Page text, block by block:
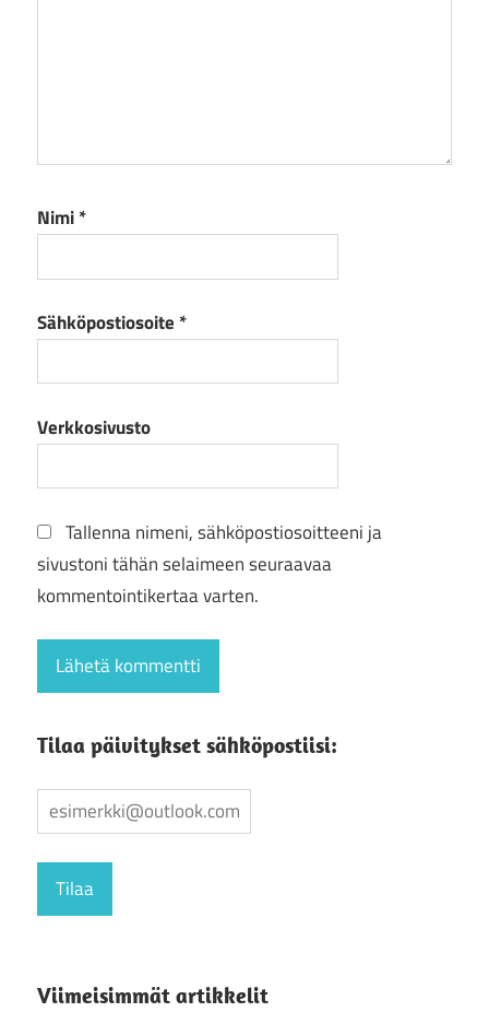
Nimi*
Sähköpostiosoite *
Verkkosivusto
Tallenna nimeni, sähköpostiosoitteeni ja
sivustoni tähän selaimeen seuraavaa
kommentointikertaa varten.
Tilaa päivitykset sähköpostiisi:
Viimeisimmät artikkelit